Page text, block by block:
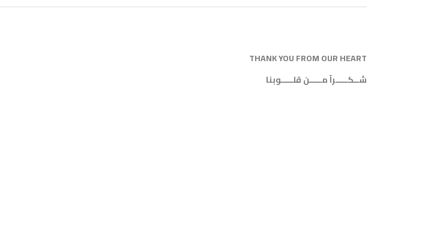
THANK YOU FROM OUR HEART
شــكـــــراً مـــــن قلـــــوبنا